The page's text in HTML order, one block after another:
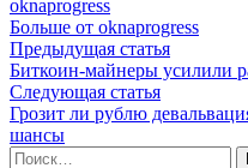
oknaprogress
Больше от oknaprogress
Навигация
по
записям
Предыдущая статья
статья:
Биткоин-майнеры усилили
Следующая статьяСледующая
статья:
Грозит ли рублю
шансы
Найти: